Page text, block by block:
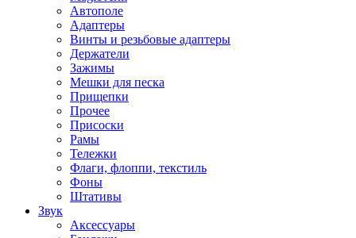
Автополе
Адаптеры
Винты и резьбовые адаптеры
Держатели
Зажимы
Мешки для песка
Прищепки
Прочее
Присоски
Рамы
Тележки
Флаги, флоппи, текстиль
Фоны
Штативы
Звук
Аксессуары